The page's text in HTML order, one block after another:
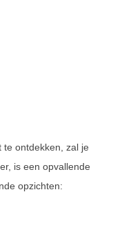
ontdekken, zal je
is een opvallende
opzichten: